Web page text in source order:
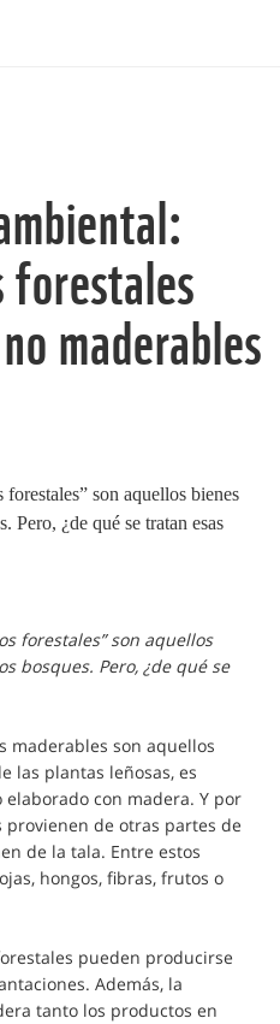
maderables
son aquellos bienes
Pero, ¿de qué se tratan esas
forestales” son aquellos
bosques. Pero, ¿de qué se
maderables son aquellos
las plantas leñosas, es
con madera. Y por
de otras partes de
de la tala. Entre estos
hongos, fibras, frutos o
pueden producirse
Además, la
tanto los productos en